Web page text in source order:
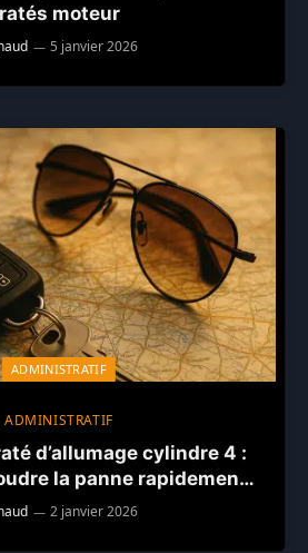
ratés moteur
5 janvier 2026
ADMINISTRATIF
ADMINISTRATIF
d’allumage cylindre 4 :
la panne rapidement
durablement
2 janvier 2026